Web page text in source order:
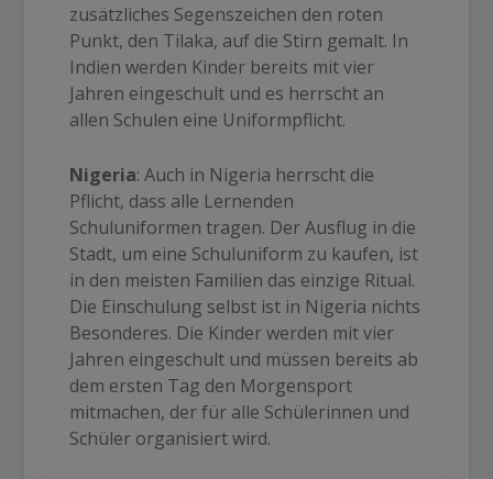
zusätzliches Segenszeichen den roten
Punkt, den Tilaka, auf die Stirn gemalt. In
Indien werden Kinder bereits mit vier
Jahren eingeschult und es herrscht an
allen Schulen eine Uniformpflicht.
Nigeria: Auch in Nigeria herrscht die
Pflicht, dass alle Lernenden
Schuluniformen tragen. Der Ausflug in die
Stadt, um eine Schuluniform zu kaufen, ist
in den meisten Familien das einzige Ritual.
Die Einschulung selbst ist in Nigeria nichts
Besonderes. Die Kinder werden mit vier
Jahren eingeschult und müssen bereits ab
dem ersten Tag den Morgensport
mitmachen, der für alle Schülerinnen und
Schüler organisiert wird.